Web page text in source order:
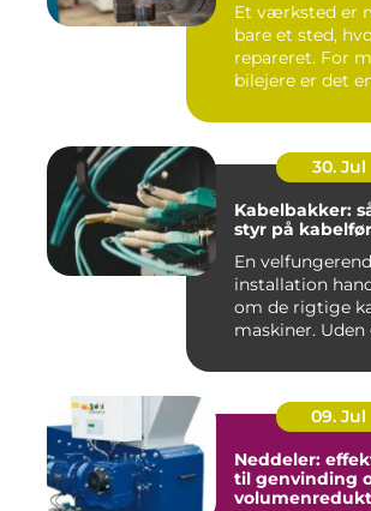
Et værksted er
bare et sted,
repareret. For
bilejere er det
30. Jul
Kabelbakker:
styr på
En
installation
om de rigtige
maskiner.
09. Jul
Neddeler:
til genvinding